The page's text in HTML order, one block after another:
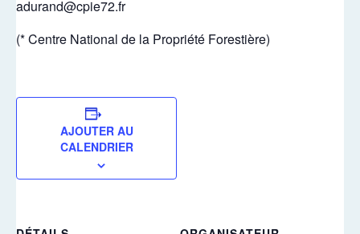
adurand@cpie72.fr
(* Centre National de la Propriété Forestière)
AJOUTER AU
CALENDRIER